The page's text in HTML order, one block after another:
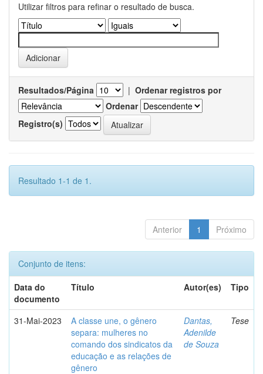
Utilizar filtros para refinar o resultado de busca.
Resultados/Página | Ordenar registros por
Ordenar
Registro(s)
Resultado 1-1 de 1.
Anterior 1 Próximo
Conjunto de itens:
Data do
documento
Título Autor(es) Tipo
31-Mai-2023
A classe une, o gênero
separa: mulheres no
comando dos sindicatos da
educação e as relações de
gênero
Dantas,
Adenilde
de Souza
Tese